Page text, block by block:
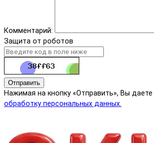
Комментарий:
Защита от роботов
Отправить
Нажимая на кнопку «Отправить», Вы даете
обработку персональных данных.